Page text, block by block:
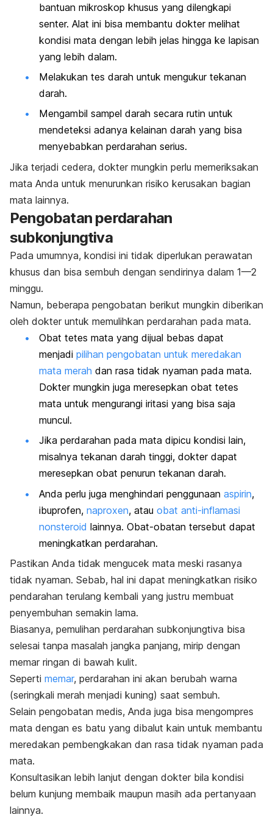
bantuan mikroskop khusus yang dilengkapi
senter. Alat ini bisa membantu dokter melihat
kondisi mata dengan lebih jelas hingga ke lapisan
yang lebih dalam.
Melakukan tes darah untuk mengukur tekanan
darah.
Mengambil sampel darah secara rutin untuk
mendeteksi adanya kelainan darah yang bisa
menyebabkan perdarahan serius.
Jika terjadi cedera, dokter mungkin perlu memeriksakan
mata Anda untuk menurunkan risiko kerusakan bagian
mata lainnya.
Pengobatan perdarahan
subkonjungtiva
Pada umumnya, kondisi ini tidak diperlukan perawatan
khusus dan bisa sembuh dengan sendirinya dalam 1—2
minggu.
Namun, beberapa pengobatan berikut mungkin diberikan
oleh dokter untuk memulihkan perdarahan pada mata.
Obat tetes mata yang dijual bebas dapat
menjadi pilihan pengobatan untuk meredakan
mata merah dan rasa tidak nyaman pada mata.
Dokter mungkin juga meresepkan obat tetes
mata untuk mengurangi iritasi yang bisa saja
muncul.
Jika perdarahan pada mata dipicu kondisi lain,
misalnya tekanan darah tinggi, dokter dapat
meresepkan obat penurun tekanan darah.
Anda perlu juga menghindari penggunaan aspirin,
ibuprofen, naproxen, atau obat anti-inflamasi
nonsteroid lainnya. Obat-obatan tersebut dapat
meningkatkan perdarahan.
Pastikan Anda tidak mengucek mata meski rasanya
tidak nyaman. Sebab, hal ini dapat meningkatkan risiko
pendarahan terulang kembali yang justru membuat
penyembuhan semakin lama.
Biasanya, pemulihan perdarahan subkonjungtiva bisa
selesai tanpa masalah jangka panjang, mirip dengan
memar ringan di bawah kulit.
Seperti memar, perdarahan ini akan berubah warna
(seringkali merah menjadi kuning) saat sembuh.
Selain pengobatan medis, Anda juga bisa mengompres
mata dengan es batu yang dibalut kain untuk membantu
meredakan pembengkakan dan rasa tidak nyaman pada
mata.
Konsultasikan lebih lanjut dengan dokter bila kondisi
belum kunjung membaik maupun masih ada pertanyaan
lainnya.